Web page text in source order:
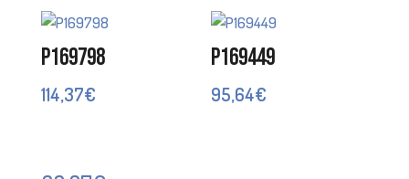
P169798
114,37€
P169449
95,64€